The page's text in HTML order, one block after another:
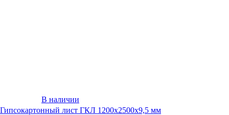
В наличии
Гипсокартонный лист ГКЛ 1200х2500х9,5 мм